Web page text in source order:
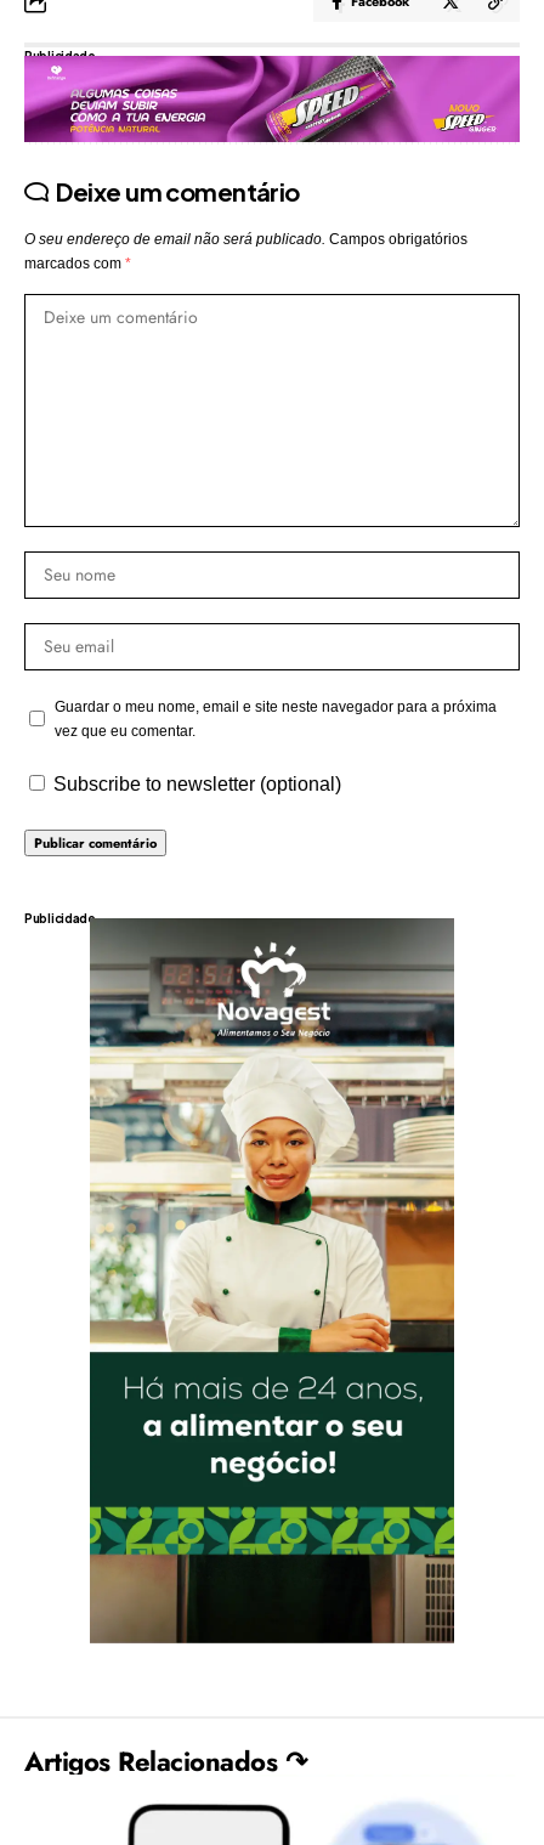
Publicidade
Publicidade
Deixe um comentário
O seu endereço de email não será publicado. Campos obrigatórios
marcados com *
Guardar o meu nome, email e site neste navegador para a próxima
vez que eu comentar.
Subscribe to newsletter (optional)
Artigos Relacionados ↷